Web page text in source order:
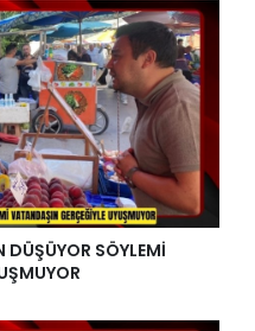
DÜŞÜYOR SÖYLEMİ